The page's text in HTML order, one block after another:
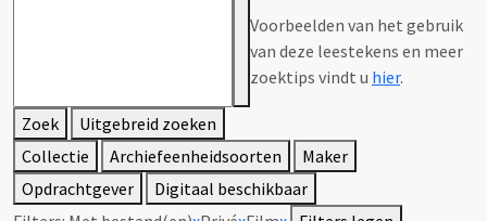
Voorbeelden van het gebruik
van deze leestekens en meer
zoektips vindt u hier.
Zoek
Uitgebreid zoeken
Collectie
Archiefeenheidsoorten
Maker
Opdrachtgever
Digitaal beschikbaar